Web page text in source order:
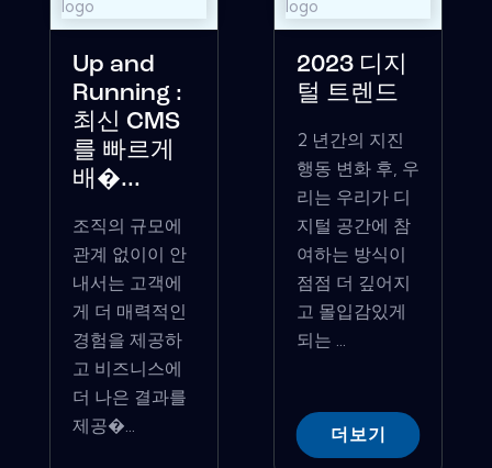
Up and
Running :
최신 CMS
를 빠르게
배�...
조직의 규모에
관계 없이이 안
내서는 고객에
게 더 매력적인
경험을 제공하
고 비즈니스에
더 나은 결과를
제공�...
2023 디지
털 트렌드
2 년간의 지진
행동 변화 후, 우
리는 우리가 디
지털 공간에 참
여하는 방식이
점점 더 깊어지
고 몰입감있게
되는 ...
더보기